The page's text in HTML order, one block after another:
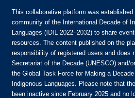
Únete a la comunidad:
ES
This collaborative platform was established
community of the International Decade of
Languages (IDIL 2022–2032) to share
resources. The content published on the
responsibility of registered users and does
Secretariat of the Decade (UNESCO) and/
the Global Task Force for Making a
Indigenous Languages. Please note that
been inactive since February 2025 and no